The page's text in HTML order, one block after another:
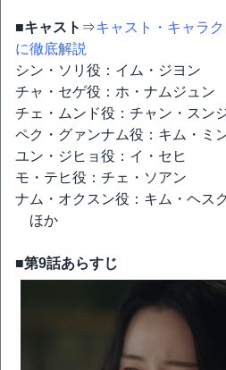
■キャスト ⇒キャスト・キャラ
に徹底解説
シン・ソリ役：イム・ジヨン
チャ・セゲ役：ホ・ナムジュン
チェ・ムンド役：チャン・スン
ペク・グァンナム役：キム・ミ
ユン・ジヒョ役：イ・セヒ
モ・テヒ役：チェ・ソアン
ナム・オクスン役：キム・ヘス
ほか
■第9話あらすじ